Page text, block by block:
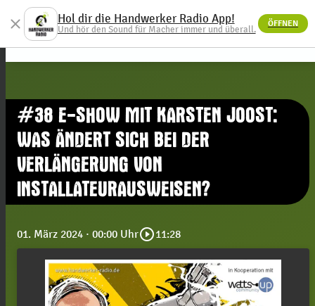
menu
#38 E-SHOW MIT KARSTEN JOOST:
WAS ÄNDERT SICH BEI DER
VERLÄNGERUNG VON
INSTALLATEURAUSWEISEN?
01. März 2024 · 00:00 Uhrplay_circle_outline11:28
close Hol dir die Handwerker Radio App!
Und hör den Sound für Macher immer und überall.
ÖFFNEN